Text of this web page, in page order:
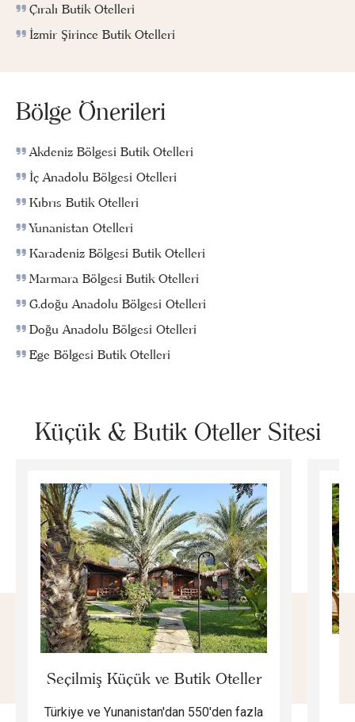
Çıralı Butik Otelleri
İzmir Şirince Butik Otelleri
Bölge Önerileri
Akdeniz Bölgesi Butik Otelleri
İç Anadolu Bölgesi Otelleri
Kıbrıs Butik Otelleri
Yunanistan Otelleri
Karadeniz Bölgesi Butik Otelleri
Marmara Bölgesi Butik Otelleri
G.doğu Anadolu Bölgesi Otelleri
Doğu Anadolu Bölgesi Otelleri
Ege Bölgesi Butik Otelleri
Küçük & Butik Oteller Sitesi
Seçilmiş Küçük ve Butik Oteller
Türkiye ve Yunanistan'dan 550'den fazla